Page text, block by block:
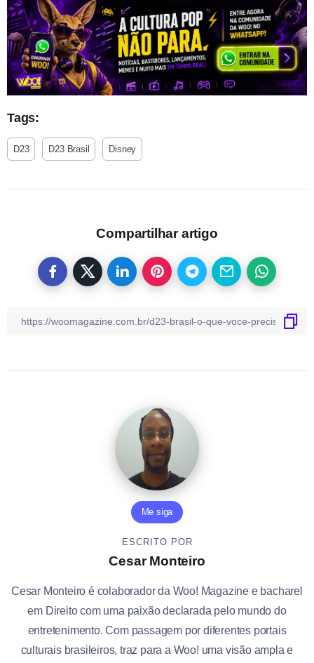
Tags:
D23 D23 Brasil Disney
Compartilhar artigo
Me siga
ESCRITO POR
Cesar Monteiro
Cesar Monteiro é colaborador da Woo! Magazine e bacharel
em Direito com uma paixão declarada pelo mundo do
entretenimento. Com passagem por diferentes portais
culturais brasileiros, traz para a Woo! uma visão ampla e